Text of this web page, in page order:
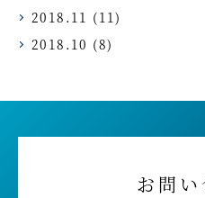
2018.11 (11)
2018.10 (8)
お問